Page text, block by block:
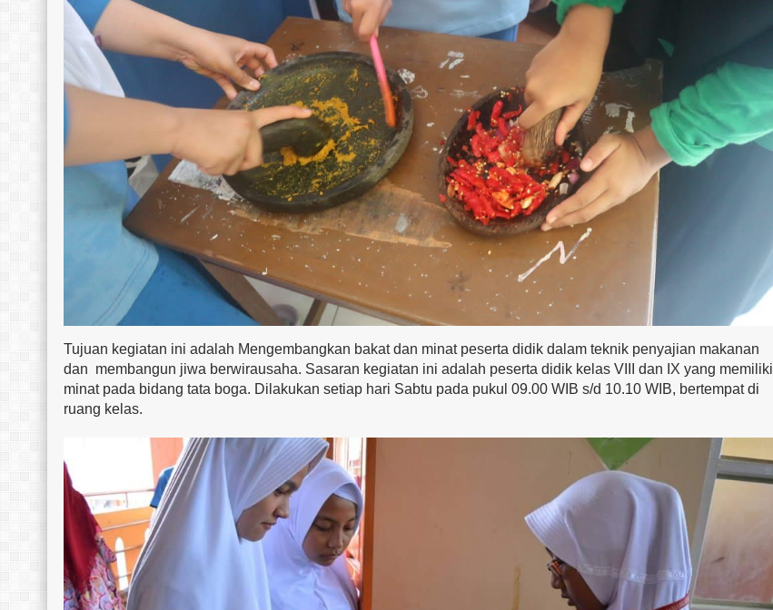
Tujuan kegiatan ini adalah Mengembangkan bakat dan minat peserta didik dalam teknik penyajian makanan
dan membangun jiwa berwirausaha. Sasaran kegiatan ini adalah peserta didik kelas VIII dan IX yang memiliki
minat pada bidang tata boga. Dilakukan setiap hari Sabtu pada pukul 09.00 WIB s/d 10.10 WIB, bertempat di
ruang kelas.